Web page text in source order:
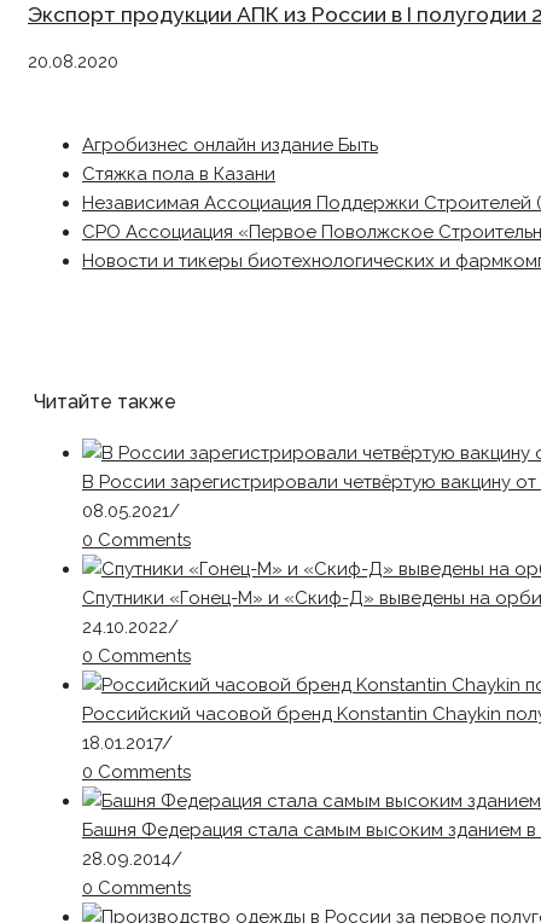
Экспорт продукции АПК из России в I полугодии
20.08.2020
Агробизнес онлайн издание Быть
Стяжка пола в Казани
Независимая Ассоциация Поддержки Строителей
СРО Ассоциация «Первое Поволжское
Новости и тикеры биотехнологических и
Читайте также
В России зарегистрировали четвёртую вакцину
08.05.2021/
0 Comments
Спутники «Гонец-М» и «Скиф-Д» выведены на
24.10.2022/
0 Comments
Российский часовой бренд Konstantin Сhaykin
18.01.2017/
0 Comments
Башня Федерация стала самым высоким зданием в
28.09.2014/
0 Comments